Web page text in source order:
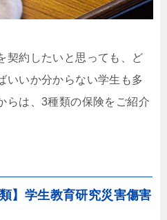
契約したいと思っても、ど
いいか分からない学生も多
らは、3種類の保険をご紹介
】学生教育研究災害傷害